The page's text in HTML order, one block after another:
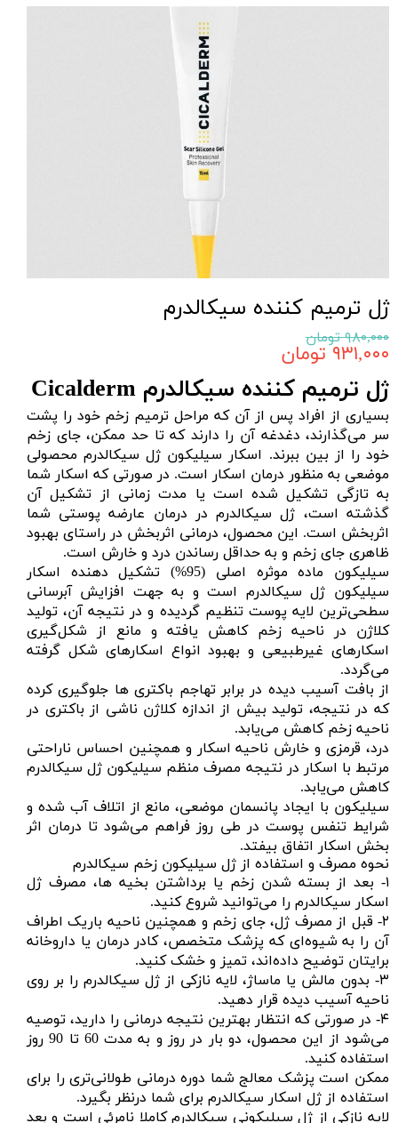
ژل ترمیم کننده سیکالدرم
۹۸۰,۰۰۰ تومان
۹۳۱,۰۰۰ تومان
ژل ترمیم کننده سیکالدرم Cicalderm
بسیاری از افراد پس از آن که مراحل ترمیم زخم خود را پشت
سر می‌گذارند، دغدغه‌ آن را دارند که تا حد ممکن، جای زخم
خود را از بین ببرند. اسکار سیلیکون ژل سیکالدرم محصولی
موضعی به منظور درمان اسکار است. در صورتی که اسکار شما
به تازگی تشکیل شده است یا مدت زمانی از تشکیل آن
گذشته است، ژل سیکالدرم در درمان عارضه‌ پوستی شما
اثربخش است. این محصول، درمانی اثربخش در راستای بهبود
ظاهری جای زخم و به حداقل رساندن درد و خارش است.
سیلیکون ماده موثره اصلی (95%) تشکیل دهنده اسکار
سیلیکون ژل سیکالدرم است و به جهت افزایش آبرسانی
سطحی‌ترین لایه پوست تنظیم گردیده و در نتیجه آن، تولید
کلاژن در ناحیه زخم کاهش یافته و مانع از شکل‌گیری
اسکارهای غیرطبیعی و بهبود انواع اسکارهای شکل گرفته
می‌گردد.
از بافت آسیب دیده در برابر تهاجم باکتری ها جلوگیری کرده
که در نتیجه، تولید بیش از اندازه کلاژن ناشی از باکتری در
ناحیه زخم کاهش می‌یابد.
درد، قرمزی و خارش ناحیه اسکار و همچنین احساس ناراحتی
مرتبط با اسکار در نتیجه مصرف منظم سیلیکون ژل سیکالدرم
کاهش می‌یابد.
سیلیکون با ایجاد پانسمان موضعی، مانع از اتلاف آب شده و
شرایط تنفس پوست در طی روز فراهم می‌شود تا درمان اثر
بخش اسکار اتفاق بیفتد.
نحوه مصرف و استفاده از ژل سیلیکون زخم سیکالدرم
۱- بعد از بسته شدن زخم یا برداشتن بخیه ها، مصرف ژل
اسکار سیکالدرم را می‌توانید شروع کنید.
۲- قبل از مصرف ژل، جای زخم و همچنین ناحیه باریک اطراف
آن را به شیوه‌ای که پزشک متخصص، کادر درمان یا داروخانه
برایتان توضیح داده‌اند، تمیز و خشک کنید.
۳- بدون مالش یا ماساژ، لایه نازکی از ژل سیکالدرم را بر روی
ناحیه آسیب دیده قرار دهید.
۴- در صورتی که انتظار بهترین نتیجه درمانی را دارید، توصیه
می‌شود از این محصول، دو بار در روز و به مدت 60 تا 90 روز
استفاده کنید.
ممکن است پزشک معالج شما دوره درمانی طولانی‌تری را برای
استفاده از ژل اسکار سیکالدرم برای شما درنظر بگیرد.
لایه نازکی از ژل سیلیکونی سیکالدرم کاملا نامرئی است و بعد